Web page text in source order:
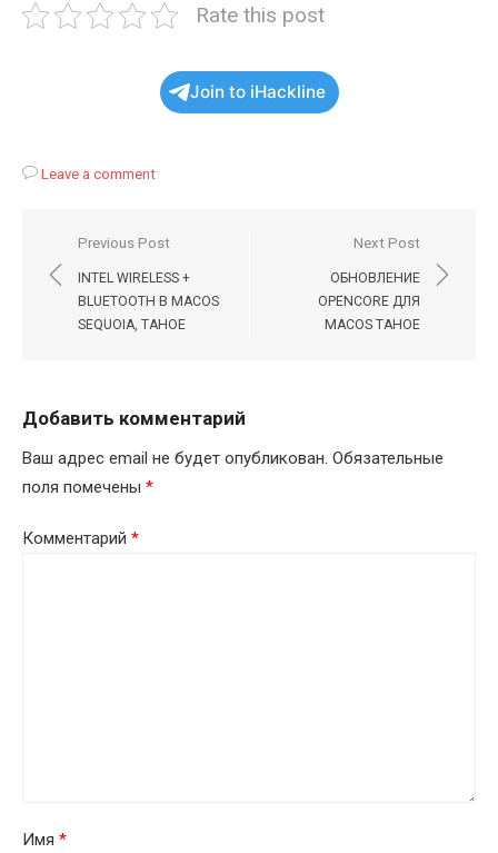
Rate this post
Join to iHackline
Leave a comment
Навигация
по
записям
Previous Post
INTEL WIRELESS +
BLUETOOTH В MACOS
SEQUOIA, TAHOE
Next Post
ОБНОВЛЕНИЕ
OPENCORE ДЛЯ
MACOS TAHOE
Добавить комментарий
Ваш адрес email не будет опубликован. Обязательные
поля помечены *
Комментарий *
Имя *